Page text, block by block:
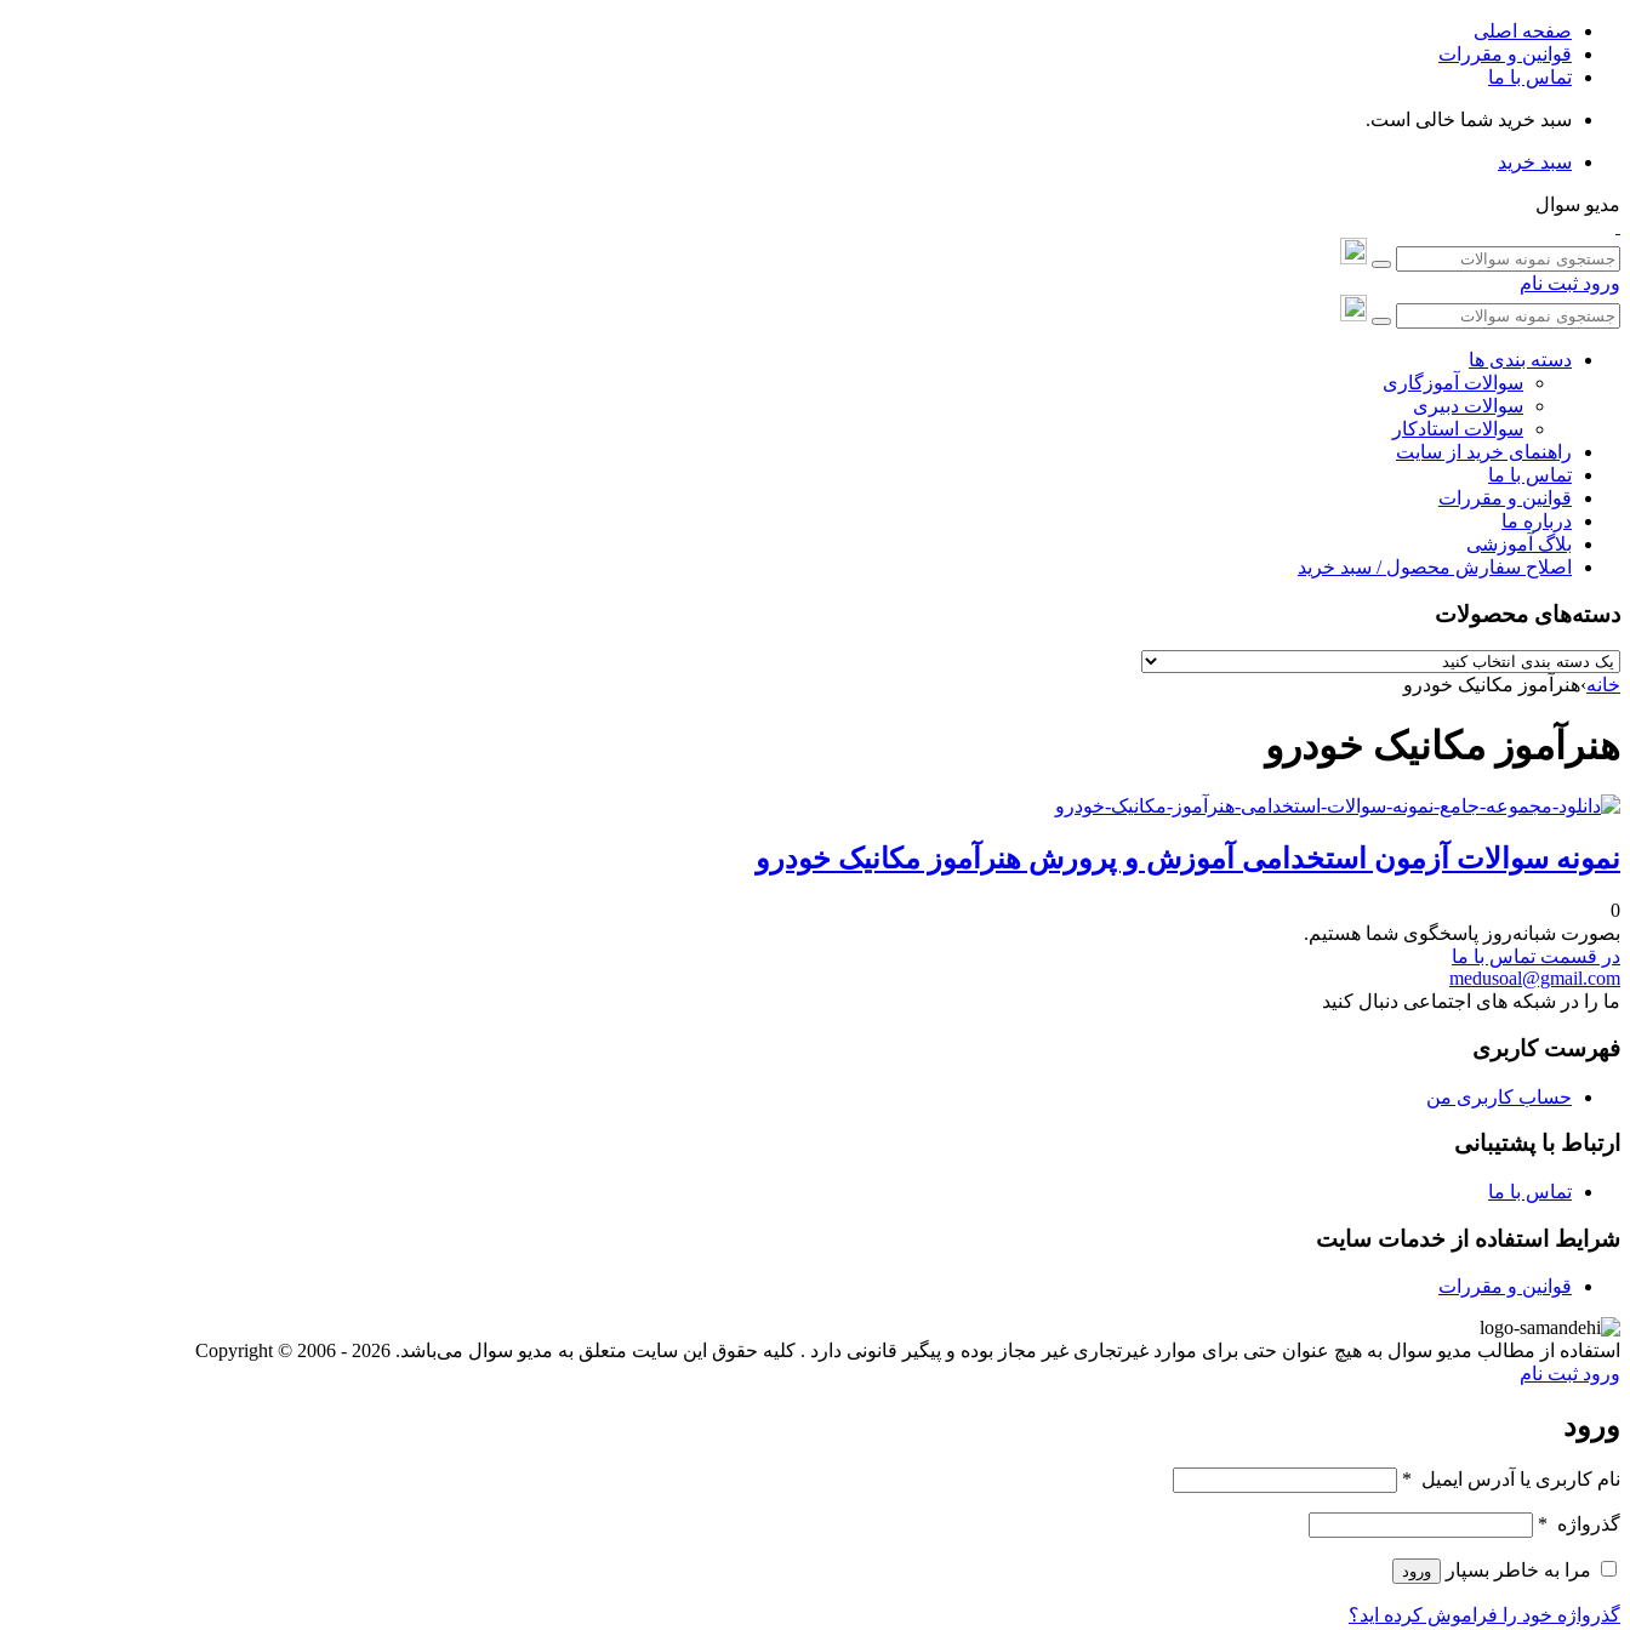
صفحه اصلی
قوانین و مقررات
تماس با ما
سبد خرید شما خالی است.
سبد خرید
مدیو سوال
ورود ثبت نام
دسته بندی ها
سوالات آموزگاری
سوالات دبیری
سوالات استادکار
راهنمای خرید از سایت
تماس با ما
قوانین و مقررات
درباره ما
بلاگ آموزشی
اصلاح سفارش محصول / سبد خرید
دسته‌های محصولات
خانه›هنرآموز مکانیک خودرو
هنرآموز مکانیک خودرو
نمونه سوالات آزمون استخدامی آموزش و پرورش هنرآموز مکانیک خودرو
0
بصورت شبانه‌روز پاسخگوی شما هستیم.
در قسمت تماس با ما
medusoal@gmail.com
ما را در شبکه های اجتماعی دنبال کنید
فهرست کاربری
حساب کاربری من
ارتباط با پشتیبانی
تماس با ما
شرایط استفاده از خدمات سایت
قوانین و مقررات
استفاده از مطالب مدیو سوال به هیچ عنوان حتی برای موارد غیرتجاری غیر مجاز بوده و پیگیر قانونی دارد . کلیه حقوق این سایت متعلق به مدیو سوال می‌باشد. Copyright © 2006 - 2026
ورود ثبت نام
ورود
نام کاربری یا آدرس ایمیل *
گذرواژه *
مرا به خاطر بسپار ورود
گذرواژه خود را فراموش کرده اید؟